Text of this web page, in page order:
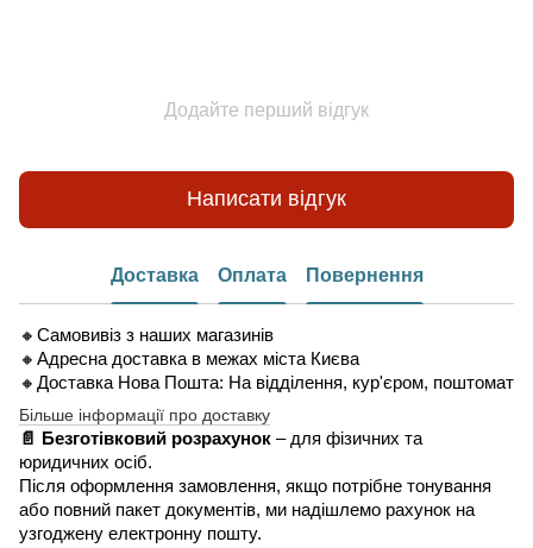
Додайте перший відгук
Написати відгук
Доставка Оплата Повернення
🔸Самовивіз з наших магазинів
🔸Адресна доставка в межах міста Києва
🔸Доставка Нова Пошта: На відділення, кур'єром, поштомат
Більше інформації про доставку
📄 Безготівковий розрахунок – для фізичних та
юридичних осіб.
Після оформлення замовлення, якщо потрібне тонування
або повний пакет документів, ми надішлемо рахунок на
узгоджену електронну пошту.